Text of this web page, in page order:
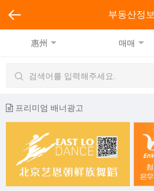
부동산정보
惠州 매매
프리미엄 배너광고